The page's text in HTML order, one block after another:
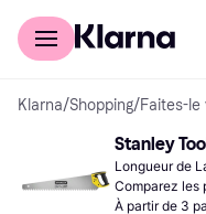
Acheter avec Klarna
Klarna/Shopping/Faites-le
Stanley
Longueur de
Comparez les
À partir de 3